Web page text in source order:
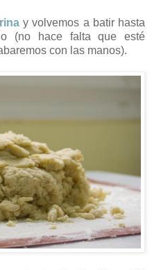
y volvemos a batir hasta
(no hace falta que esté
con las manos).